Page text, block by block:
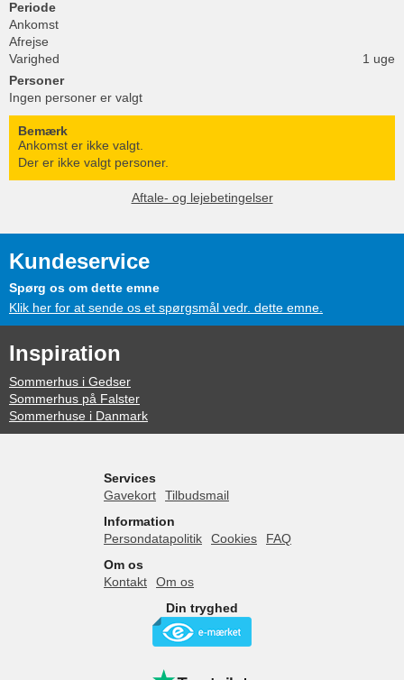
Periode
Ankomst
Afrejse
Varighed
1 uge
Personer
Ingen personer er valgt
Bemærk
Ankomst er ikke valgt.
Der er ikke valgt personer.
Aftale- og lejebetingelser
Kundeservice
Spørg os om dette emne
Klik her for at sende os et spørgsmål vedr. dette emne.
Inspiration
Sommerhus i Gedser
Sommerhus på Falster
Sommerhuse i Danmark
Services
Gavekort
Tilbudsmail
Information
Persondatapolitik
Cookies
FAQ
Om os
Kontakt
Om os
Din tryghed